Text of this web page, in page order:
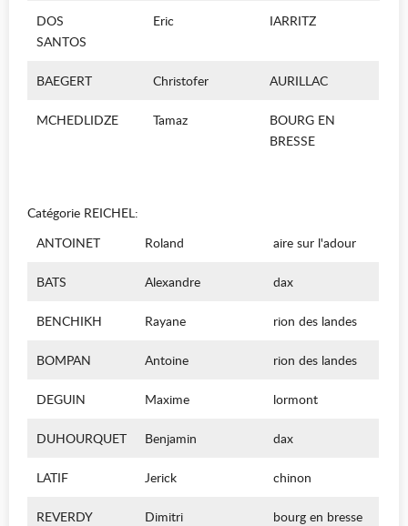
DOS
SANTOS
Eric IARRITZ
BAEGERT Christofer AURILLAC
MCHEDLIDZE Tamaz
BOURG EN
BRESSE
Catégorie REICHEL:
ANTOINET
Roland aire sur l'adour
BATS Alexandre dax
BENCHIKH Rayane rion des landes
BOMPAN Antoine rion des landes
DEGUIN Maxime lormont
DUHOURQUET Benjamin dax
LATIF Jerick chinon
REVERDY Dimitri bourg en bresse